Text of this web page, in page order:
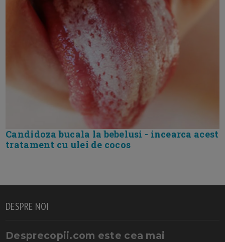
Candidoza bucala la bebelusi - incearca acest
tratament cu ulei de cocos
DESPRE NOI
Desprecopii.com este cea mai